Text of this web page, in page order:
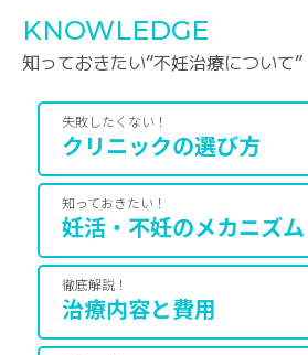
KNOWLEDGE
知っておきたい”不妊治療について”
失敗したくない！
クリニックの選び方
知っておきたい！
妊活・不妊のメカニズム
徹底解説！
治療内容と費用